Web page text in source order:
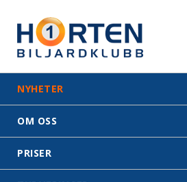
NYHETER
OM OSS
PRISER